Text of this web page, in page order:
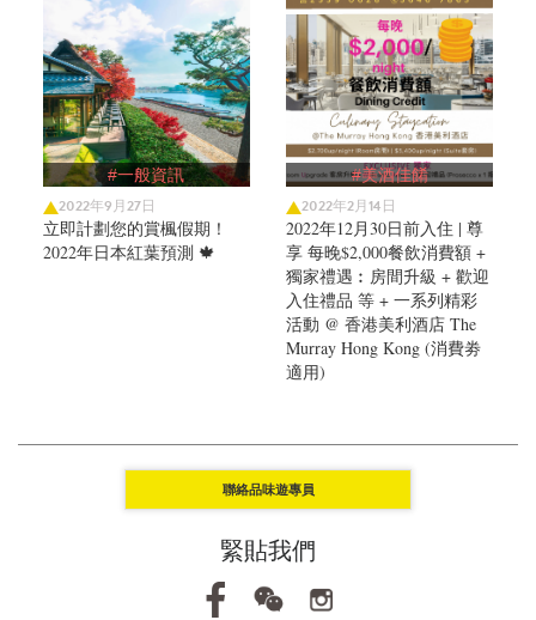
#一般資訊
2022年9月27日
立即計劃您的賞楓假期！
2022年日本紅葉預測 🍁
#美酒佳餚
2022年2月14日
2022年12月30日前入住 | 尊
享 每晚$2,000餐飲消費額 +
獨家禮遇︰房間升級 + 歡迎
入住禮品 等 + 一系列精彩
活動 @ 香港美利酒店 The
Murray Hong Kong (消費劵
適用)
聯絡品味遊專員
緊貼我們